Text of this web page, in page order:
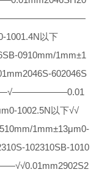
下——————————
1001.4N以下
0910mm/1mm±1
602046S
——√——————0.01
1002.5N以下√√
1mm±13μm0-
102310SB-1010